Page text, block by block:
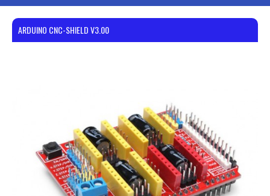
ARDUINO CNC-SHIELD V3.00